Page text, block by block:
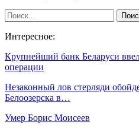
Интересное:
Крупнейший банк Беларуси
операции
Незаконный лов стерляди
Белоозерска в…
Умер Борис Моисеев